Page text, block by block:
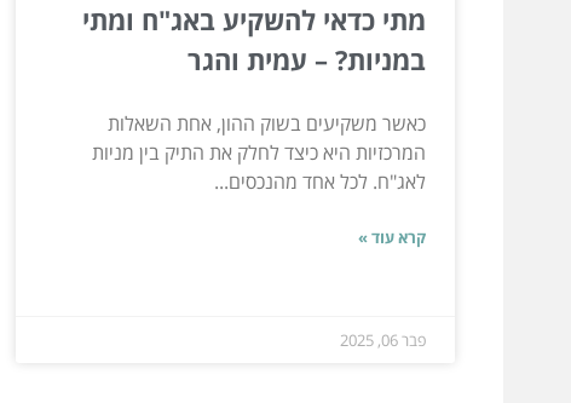
מתי כדאי להשקיע באג"ח ומתי
במניות? – עמית והגר
כאשר משקיעים בשוק ההון, אחת השאלות
המרכזיות היא כיצד לחלק את התיק בין מניות
לאג"ח. לכל אחד מהנכסים...
קרא עוד »
פבר 06, 2025